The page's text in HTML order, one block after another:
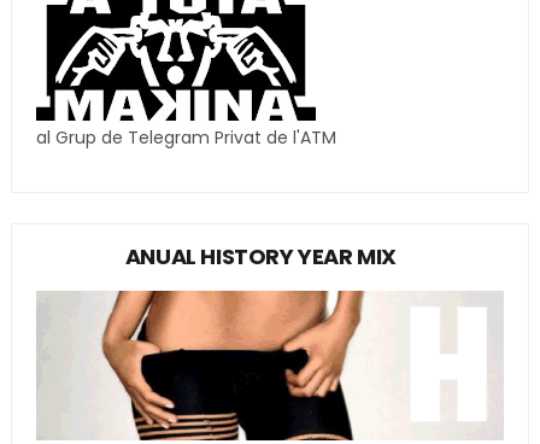
al Grup de Telegram Privat de l'ATM
ANUAL HISTORY YEAR MIX